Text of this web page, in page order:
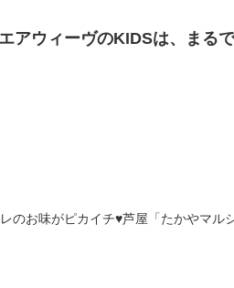
エアウィーヴのKIDSは、まる
のお味がピカイチ♥芦屋「たかやマルシ